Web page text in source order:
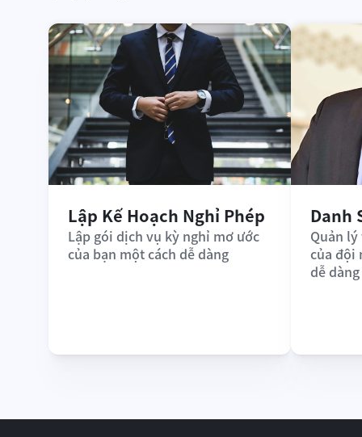
Lập Kế Hoạch Nghỉ Phép
Lập gói dịch vụ kỳ nghỉ mơ ước
của bạn một cách dễ dàng
Danh
Quản
của đội
dễ dàng